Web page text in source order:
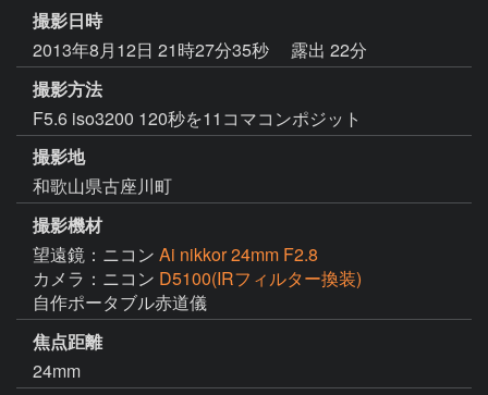
撮影日時
2013年8月12日 21時27分35秒
露出 22分
撮影方法
F5.6 iso3200 120秒を11コマコンポジット
撮影地
和歌山県古座川町
撮影機材
望遠鏡：ニコン Ai nikkor 24mm F2.8
カメラ：ニコン D5100(IRフィルター換装)
自作ポータブル赤道儀
焦点距離
24mm